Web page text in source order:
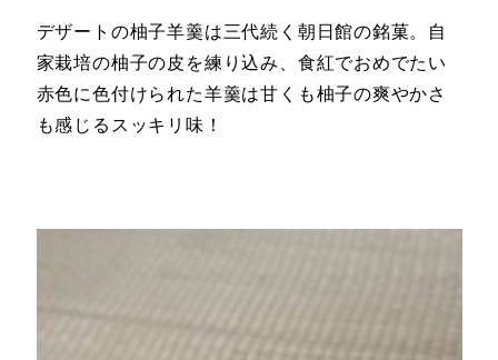
デザートの柚子羊羹は三代続く朝日館の銘菓。自
家栽培の柚子の皮を練り込み、食紅でおめでたい
赤色に色付けられた羊羹は甘くも柚子の爽やかさ
も感じるスッキリ味！